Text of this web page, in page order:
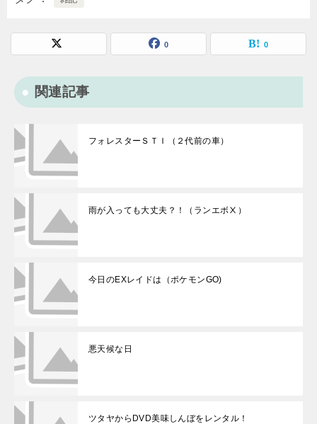
0 0
関連記事
フォレスターＳＴＩ（２代前の車）
雨が入っても大丈夫？！（ランエボⅩ）
今日のEXレイドは（ポケモンGO)
悪天候な日
ツタヤからDVD美味しんぼをレンタル！